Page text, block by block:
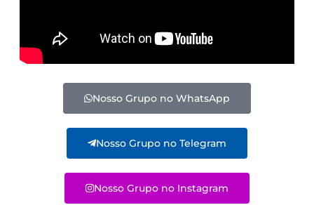
Nosso Grupo no WhatsApp
Nosso Grupo no Telegram
Nosso Grupo no Instagram